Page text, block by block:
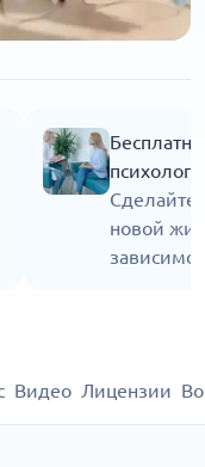
психолога
Сделайте
новой
Видео Лицензии